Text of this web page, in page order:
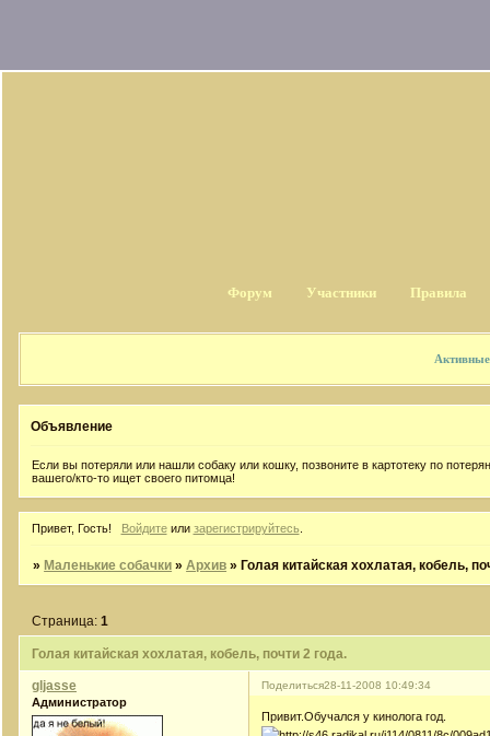
Форум Участники Правила
Объявление
Если вы потеряли или нашли собаку или кошку, позвоните в картотеку по
вашего/кто-то ищет своего питомца!
Привет, Гость! Войдитеили зарегистрируйтесь
» Маленькие собачки »Архив » Голая китайская хохлатая, кобель,
Голая китайская хохлатая, кобель, почти 2 года.
Страница:1
Поделиться28-11-2008 10:49:34
gljasse
Администратор
Привит.Обучался у кинолога год.